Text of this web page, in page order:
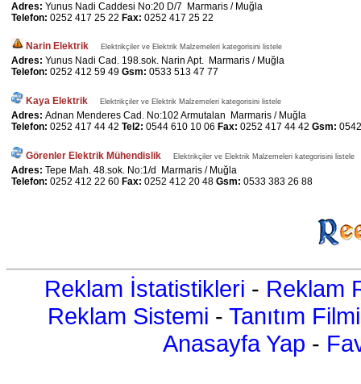
Adres: Yunus Nadi Caddesi No:20 D/7 Marmaris / Muğla
Telefon: 0252 417 25 22 Fax: 0252 417 25 22
Narin Elektrik Elektrikçiler ve Elektrik Malzemeleri kategorisini listele
Adres: Yunus Nadi Cad. 198.sok. Narin Apt. Marmaris / Muğla
Telefon: 0252 412 59 49 Gsm: 0533 513 47 77
Kaya Elektrik Elektrikçiler ve Elektrik Malzemeleri kategorisini listele
Adres: Adnan Menderes Cad. No:102 Armutalan Marmaris / Muğla
Telefon: 0252 417 44 42 Tel2: 0544 610 10 06 Fax: 0252 417 44 42 Gsm:
Görenler Elektrik Mühendislik Elektrikçiler ve Elektrik Malzemeleri kategorisini listele
Adres: Tepe Mah. 48.sok. No:1/d Marmaris / Muğla
Telefon: 0252 412 22 60 Fax: 0252 412 20 48 Gsm: 0533 383 26 88
Reklam İstatistikleri - Reklam
Reklam Sistemi - Tanıtım Filmi
Anasayfa Yap -